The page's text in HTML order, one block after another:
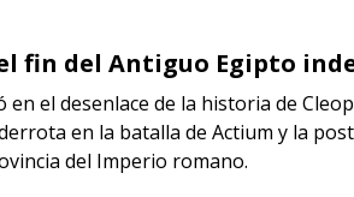
fin del Antiguo Egipto
el desenlace de la historia de
en la batalla de Actium y la
del Imperio romano.